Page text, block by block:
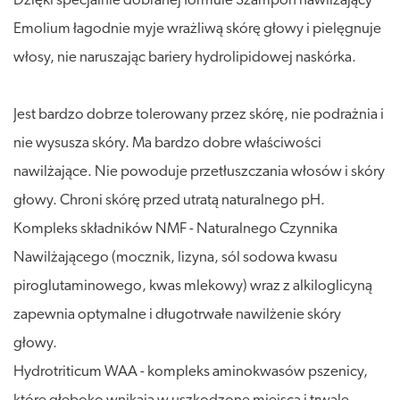
Emolium łagodnie myje wrażliwą skórę głowy i pielęgnuje
włosy, nie naruszając bariery hydrolipidowej naskórka.
Jest bardzo dobrze tolerowany przez skórę, nie podrażnia i
nie wysusza skóry. Ma bardzo dobre właściwości
nawilżające. Nie powoduje przetłuszczania włosów i skóry
głowy. Chroni skórę przed utratą naturalnego pH.
Kompleks składników NMF - Naturalnego Czynnika
Nawilżającego (mocznik, lizyna, sól sodowa kwasu
piroglutaminowego, kwas mlekowy) wraz z alkiloglicyną
zapewnia optymalne i długotrwałe nawilżenie skóry
głowy.
Hydrotriticum WAA - kompleks aminokwasów pszenicy,